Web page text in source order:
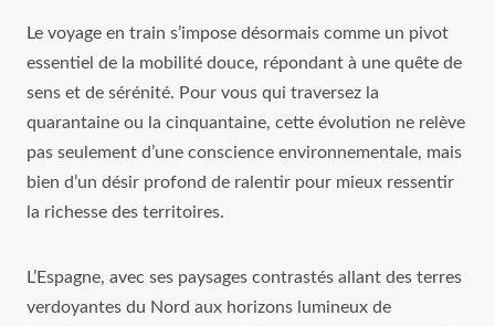
Le voyage en train s’impose désormais comme un pivot
essentiel de la mobilité douce, répondant à une quête de
sens et de sérénité. Pour vous qui traversez la
quarantaine ou la cinquantaine, cette évolution ne relève
pas seulement d’une conscience environnementale, mais
bien d’un désir profond de ralentir pour mieux ressentir
la richesse des territoires.
L’Espagne, avec ses paysages contrastés allant des terres
verdoyantes du Nord aux horizons lumineux de